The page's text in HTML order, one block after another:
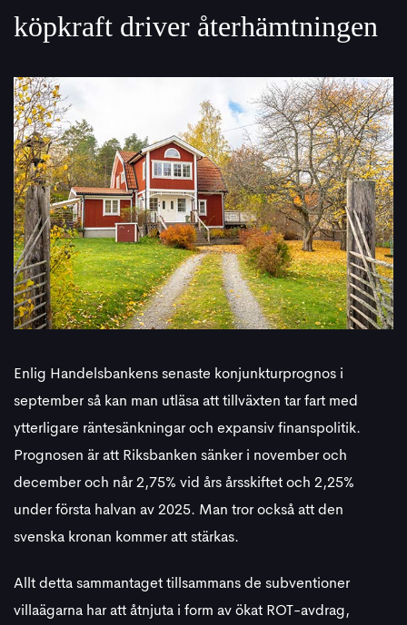
köpkraft driver återhämtningen
Enlig Handelsbankens senaste konjunkturprognos i
september så kan man utläsa att tillväxten tar fart med
ytterligare räntesänkningar och expansiv finanspolitik.
Prognosen är att Riksbanken sänker i november och
december och når 2,75% vid års årsskiftet och 2,25%
under första halvan av 2025. Man tror också att den
svenska kronan kommer att stärkas.
Allt detta sammantaget tillsammans de subventioner
villaägarna har att åtnjuta i form av ökat ROT-avdrag,